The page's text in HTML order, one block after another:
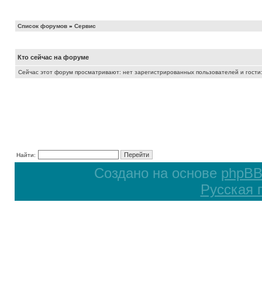
Список форумов » Сервис
Кто сейчас на форуме
Сейчас этот форум просматривают: нет зарегистрированных пользователей и
Найти:
Создано на основе phpBB
Русская